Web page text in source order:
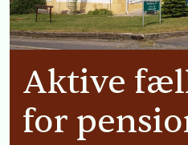
Aktive
for